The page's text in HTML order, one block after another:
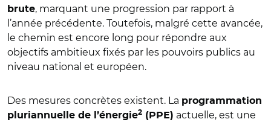
brute, marquant une progression par rapport à
l’année précédente. Toutefois, malgré cette avancée,
le chemin est encore long pour répondre aux
objectifs ambitieux fixés par les pouvoirs publics au
niveau national et européen.
Des mesures concrètes existent. La programmation
pluriannuelle de l’énergie2 (PPE) actuelle, est une